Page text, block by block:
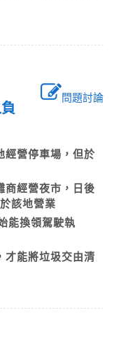
問題討論
經營停車場，但於
商經營夜市，日後
於該地營業
能換領駕駛執
才能將垃圾交由清